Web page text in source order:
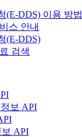
(E-DDS) 이용 방법
스 안내
(E-DDS)
검색
보 API
API